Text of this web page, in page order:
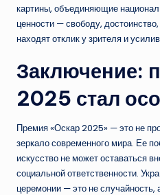
картины, объединяющие
ценности — свободу,
находят отклик у зрителя и
Заключение:
2025 стал
Премия «Оскар 2025» — это не
зеркало современного мира. Ее
искусство не может оставаться
социальной ответственности.
церемонии — это не случайность,